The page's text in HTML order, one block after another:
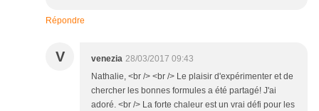
Répondre
V venezia 28/03/2017 09:43
Nathalie, <br /> <br /> Le plaisir d'expérimenter et de
chercher les bonnes formules a été partagé! J'ai
adoré. <br /> La forte chaleur est un vrai défi pour les